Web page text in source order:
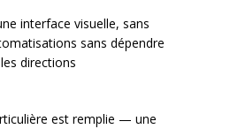
interface visuelle, sans
sans dépendre
directions
est remplie — une